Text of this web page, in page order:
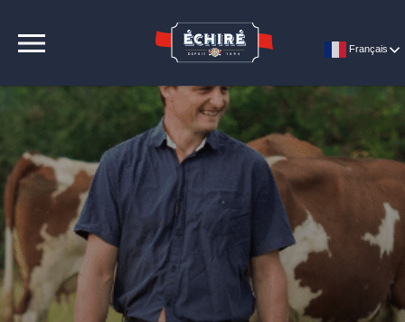
Français
CONTACT